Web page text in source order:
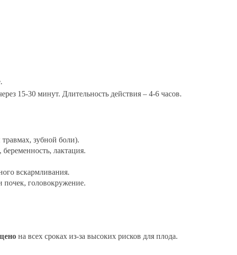
15-30 минут. Длительность действия – 4-6 часов.
зубной боли).
лактация.
вскармливания.
головокружение.
на всех сроках из-за высоких рисков для плода.